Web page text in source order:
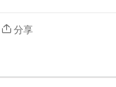
分享